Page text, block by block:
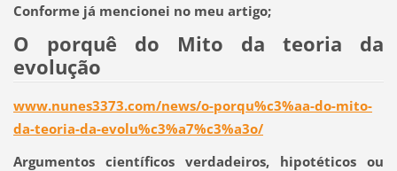
Conforme já mencionei no meu artigo;
O porquê do Mito da teoria da
evolução
www.nunes3373.com/news/o-porqu%c3%aa-do-mito-
da-teoria-da-evolu%c3%a7%c3%a3o/
Argumentos científicos verdadeiros, hipotéticos ou